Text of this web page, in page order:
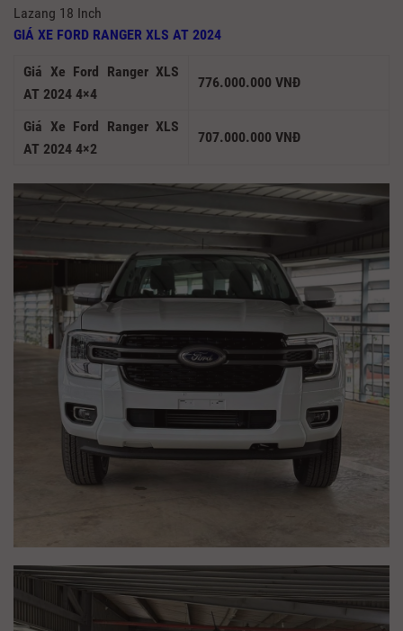
Lazang 18 Inch
GIÁ XE FORD RANGER XLS AT 2024
Giá Xe Ford Ranger XLS
AT 2024 4×4
776.000.000 VNĐ
Giá Xe Ford Ranger XLS
AT 2024 4×2
707.000.000 VNĐ